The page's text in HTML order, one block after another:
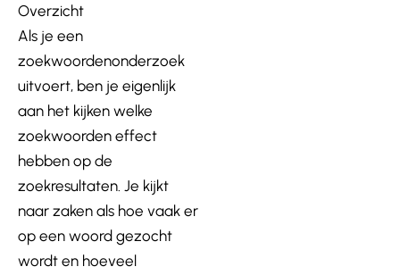
Overzicht
Als je een
zoekwoordenonderzoek
uitvoert, ben je eigenlijk
aan het kijken welke
zoekwoorden effect
hebben op de
zoekresultaten. Je kijkt
naar zaken als hoe vaak er
op een woord gezocht
wordt en hoeveel